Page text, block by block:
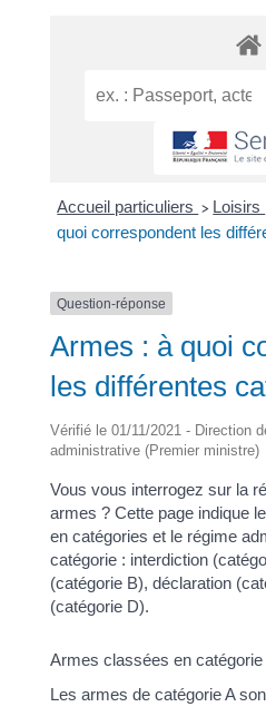
Accueil particuliers > Loisirs
quoi correspondent les
Question-réponse
Armes : à quoi
les différentes
Vérifié le 01/11/2021 - Direction
administrative (Premier ministre)
Vous vous interrogez sur la
armes ? Cette page indique
en catégories et le régime
catégorie : interdiction
(catégorie B), déclaration
(catégorie D).
Armes classées en catégorie
Les armes de catégorie A